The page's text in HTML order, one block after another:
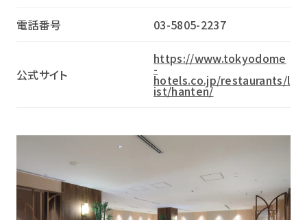
電話番号 03-5805-2237
公式サイト
https://www.tokyodome
-
hotels.co.jp/restaurants/l
ist/hanten/